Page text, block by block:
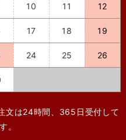
10 11 12
17 18 19
24 25 26
文は24時間、365日受付して
。